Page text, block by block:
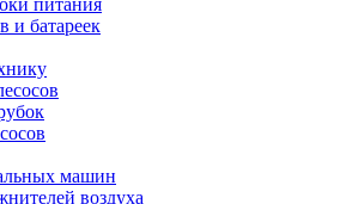
питания
и батареек
машин
воздуха